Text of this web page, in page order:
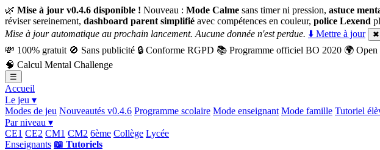
🌿 Mise à jour v0.4.6 disponible ! Nouveau : Mode Calme sans timer ni pression, astuce
réviser sereinement, dashboard parent simplifié avec compétences en couleur, police Lexend
Mise à jour automatique au prochain lancement. Aucune donnée n'est perdue. ⬇️ Mettre à jour ✖
💸 100% gratuit 🚫 Sans publicité 🔒 Conforme RGPD 📚 Programme officiel BO 2020 🌍 Open
🧠 Calcul Mental Challenge
☰
Accueil
Le jeu ▾
Modes de jeu Nouveautés v0.4.6 Programme scolaire Mode enseignant Mode famille Tutoriel
Par niveau ▾
CE1 CE2 CM1 CM2 6ème Collège Lycée
Enseignants 📖 Tutoriels